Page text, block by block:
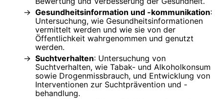
Gesundheitsinformation und -kommunikation:
Untersuchung, wie Gesundheitsinformationen
vermittelt werden und wie sie von der
Öffentlichkeit wahrgenommen und genutzt
werden.
Suchtverhalten: Untersuchung von
Suchtverhalten, wie Tabak- und Alkoholkonsum
sowie Drogenmissbrauch, und Entwicklung von
Interventionen zur Suchtprävention und -
behandlung.